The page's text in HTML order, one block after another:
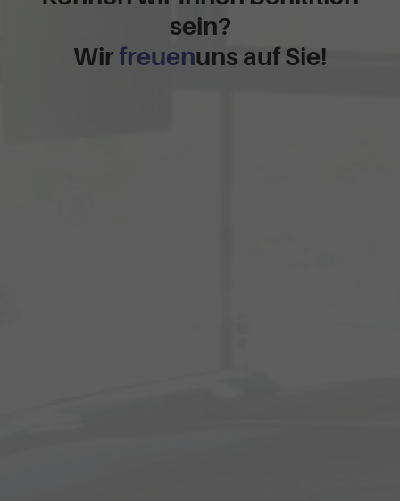
sein?
Wirfreuenuns auf Sie!